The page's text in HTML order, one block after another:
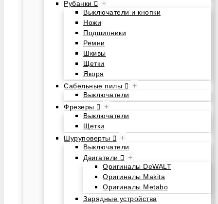
Рубанки +
Выключатели и кнопки
Ножи
Подшипники
Ремни
Шкивы
Щетки
Якоря
Сабельные пилы
+
Выключатели
Фрезеры
+
Выключатели
Щетки
Шуруповерты
+
Выключатели
Двигатели
+
Оригиналы DeWALT
Оригиналы Makita
Оригиналы Metabo
Зарядные устройства